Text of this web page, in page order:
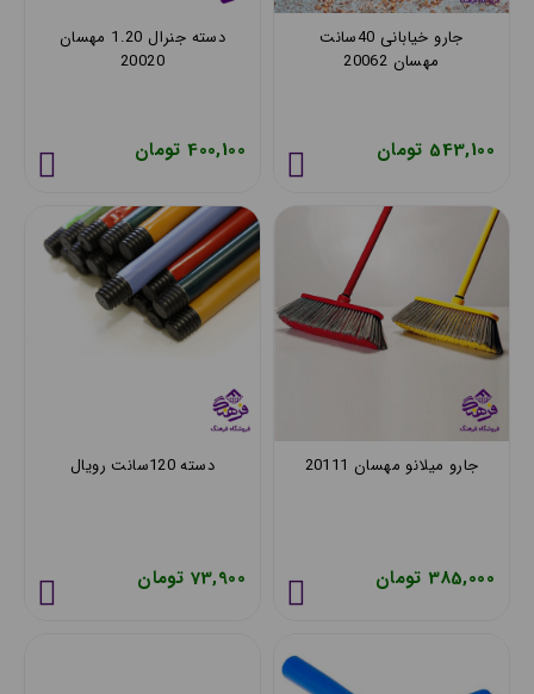
جارو خیابانی 40سانت
مهسان 20062
543,100 تومان
دسته جنرال 1.20 مهسان
20020
400,100 تومان
جارو میلانو مهسان 20111
385,000 تومان
دسته 120سانت رویال
73,900 تومان